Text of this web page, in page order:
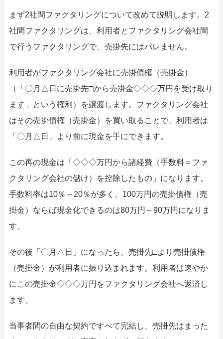
まず2社間ファクタリングについて改めて説明します。2
社間ファクタリングは、利用者とファクタリング会社間
で行うファクタリングで、売掛先にはバレません。
利用者がファクタリング会社に売掛債権（売掛金）
（「〇月△日に売掛先□から売掛金◇◇◇万円を受け取り
ます」という権利）を譲渡します。ファクタリング会社
はその売掛債権（売掛金）を買い取ることで、利用者は
「〇月△日」より前に現金を手にできます。
この再の現金は「◇◇◇万円から諸経費（手数料＝ファ
クタリング会社の儲け）を控除したもの」になります。
手数料率は10％～20％が多く、100万円の売掛債権（売
掛金）ならば現金化できるのは80万円～90万円になりま
す。
その後「〇月△日」になったら、売掛先□より売掛債権
（売掛金）が利用者に振り込まれます。利用者は速やか
にこの売掛金◇◇◇万円をファクタリング会社へ返済し
ます。
当事者間の自由な契約ですべて完結し、売掛先はまった